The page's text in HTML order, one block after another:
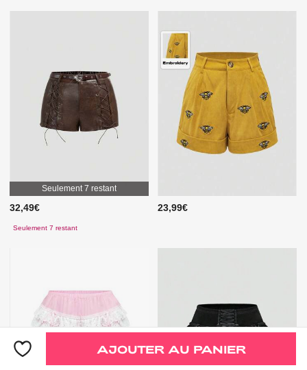
Seulement 7 restant
32,49€
Seulement 7 restant
23,99€
AJOUTER AU PANIER